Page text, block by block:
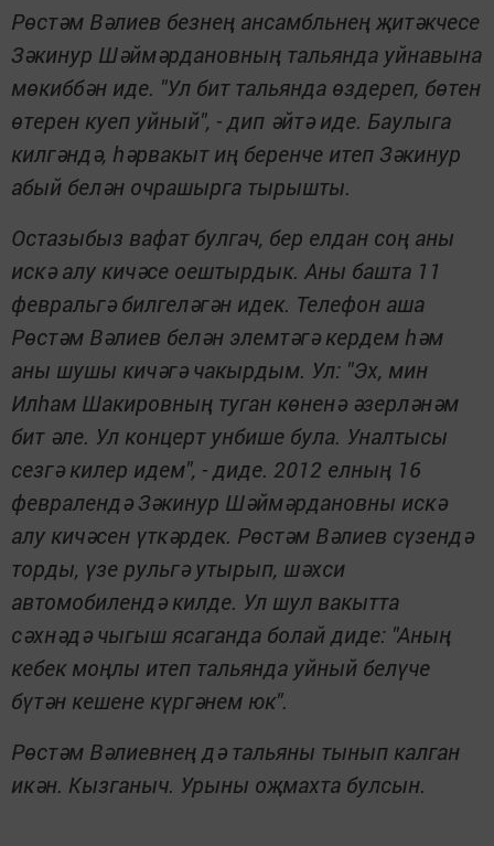
Рөстәм Вәлиев безнең ансамбльнең җитәкчесе
Зәкинур Шәймәрдановның тальянда уйнавына
мөкиббән иде. "Ул бит тальянда өздереп, бөтен
өтерен куеп уйный", - дип әйтә иде. Баулыга
килгәндә, һәрвакыт иң беренче итеп Зәкинур
абый белән очрашырга тырышты.
Остазыбыз вафат булгач, бер елдан соң аны
искә алу кичәсе оештырдык. Аны башта 11
февральгә билгеләгән идек. Телефон аша
Рөстәм Вәлиев белән элемтәгә кердем һәм
аны шушы кичәгә чакырдым. Ул: "Эх, мин
Илһам Шакировның туган көненә әзерләнәм
бит әле. Ул концерт унбише була. Уналтысы
сезгә килер идем", - диде. 2012 елның 16
февралендә Зәкинур Шәймәрдановны искә
алу кичәсен үткәрдек. Рөстәм Вәлиев сүзендә
торды, үзе рульгә утырып, шәхси
автомобилендә килде. Ул шул вакытта
сәхнәдә чыгыш ясаганда болай диде: "Аның
кебек моңлы итеп тальянда уйный белүче
бүтән кешене күргәнем юк".
Рөстәм Вәлиевнең дә тальяны тынып калган
икән. Кызганыч. Урыны оҗмахта булсын.